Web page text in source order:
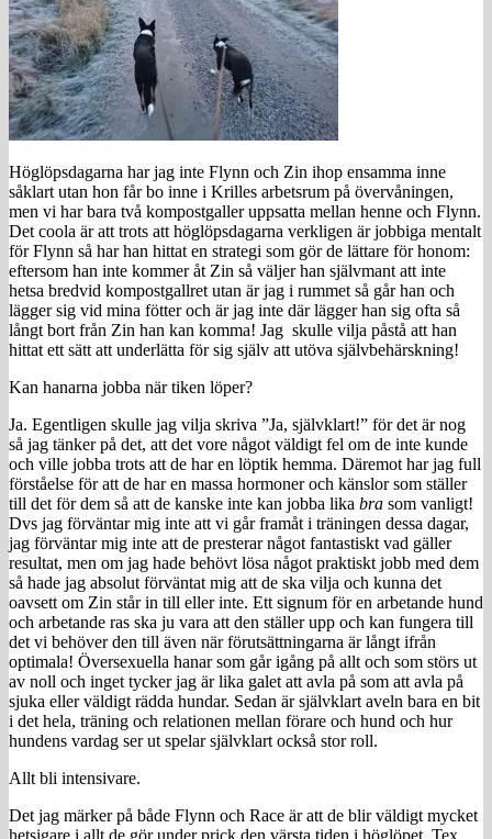
Höglöpsdagarna har jag inte Flynn och Zin ihop ensamma inne
såklart utan hon får bo inne i Krilles arbetsrum på övervåningen,
men vi har bara två kompostgaller uppsatta mellan henne och Flynn.
Det coola är att trots att höglöpsdagarna verkligen är jobbiga mentalt
för Flynn så har han hittat en strategi som gör de lättare för honom:
eftersom han inte kommer åt Zin så väljer han självmant att inte
hetsa bredvid kompostgallret utan är jag i rummet så går han och
lägger sig vid mina fötter och är jag inte där lägger han sig ofta så
långt bort från Zin han kan komma! Jag skulle vilja påstå att han
hittat ett sätt att underlätta för sig själv att utöva självbehärskning!
Kan hanarna jobba när tiken löper?
Ja. Egentligen skulle jag vilja skriva ”Ja, självklart!” för det är nog
så jag tänker på det, att det vore något väldigt fel om de inte kunde
och ville jobba trots att de har en löptik hemma. Däremot har jag full
förståelse för att de har en massa hormoner och känslor som ställer
till det för dem så att de kanske inte kan jobba lika bra som vanligt!
Dvs jag förväntar mig inte att vi går framåt i träningen dessa dagar,
jag förväntar mig inte att de presterar något fantastiskt vad gäller
resultat, men om jag hade behövt lösa något praktiskt jobb med dem
så hade jag absolut förväntat mig att de ska vilja och kunna det
oavsett om Zin står in till eller inte. Ett signum för en arbetande hund
och arbetande ras ska ju vara att den ställer upp och kan fungera till
det vi behöver den till även när förutsättningarna är långt ifrån
optimala! Översexuella hanar som går igång på allt och som störs ut
av noll och inget tycker jag är lika galet att avla på som att avla på
sjuka eller väldigt rädda hundar. Sedan är självklart aveln bara en bit
i det hela, träning och relationen mellan förare och hund och hur
hundens vardag ser ut spelar självklart också stor roll.
Allt bli intensivare.
Det jag märker på både Flynn och Race är att de blir väldigt mycket
hetsigare i allt de gör under prick den värsta tiden i höglöpet. Tex